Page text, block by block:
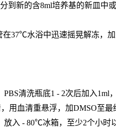
到新的含8ml培养基的新皿中或
37℃水浴中迅速摇晃解冻，
清洗瓶底1 - 2次后加入
用血清重悬浮，加DMSO至
入 - 80℃冰箱，至少2个小时